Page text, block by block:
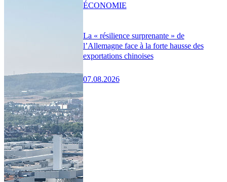
La « résilience surprenante » de
l’Allemagne face à la forte hausse des
exportations chinoises
07.08.2026
ÉCONOMIE